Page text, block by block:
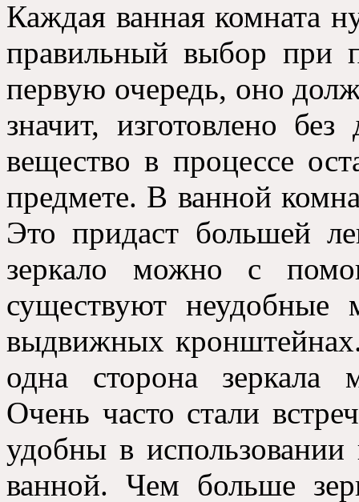
Каждая ванная комната
правильный выбор при
первую очередь, оно
значит, изготовлено
вещество в процессе
предмете. В ванной
Это придаст большей
зеркало можно с
существуют неудобные
выдвижных
одна сторона зеркала
Очень часто стали
удобны в
ванной. Чем больше